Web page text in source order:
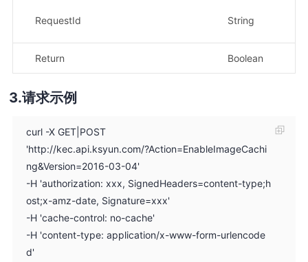
RequestId String
Return Boolean
请求示例
curl -X GET|POST
'http://kec.api.ksyun.com/?Action=EnableImageCachi
ng&Version=2016-03-04'
-H 'authorization: xxx, SignedHeaders=content-type;h
ost;x-amz-date, Signature=xxx'
-H 'cache-control: no-cache'
-H 'content-type: application/x-www-form-urlencode
d'